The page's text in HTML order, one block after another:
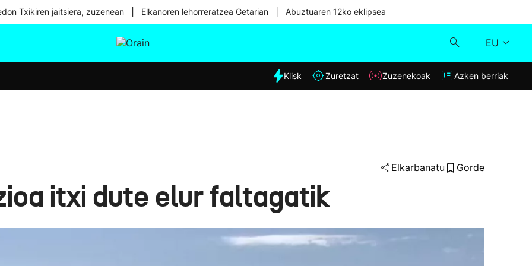
Txikiren jaitsiera, zuzenean Elkanoren lehorreratzea Getarian Abuztuaren 12ko eklipsea
EU
Eguraldia
Klisk
Klisk Zuretzat Zuzenekoak Azken berriak
Elkarbanatu Gorde
itxi dute elur faltagatik